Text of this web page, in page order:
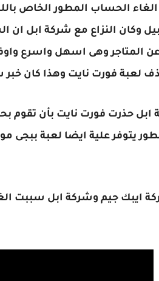
الحساب المطور الخاص
وكان النزاع مع شركة ابل ان
المتاجر وهى اسهل واسرع
لعبة فورت نايت وهذا كان خبر
ابل حذرت فورت نايت بأن تقوم
يتوفر علية ايضا لعبة ببجى
ايبك جيم وشركة ابل سببت